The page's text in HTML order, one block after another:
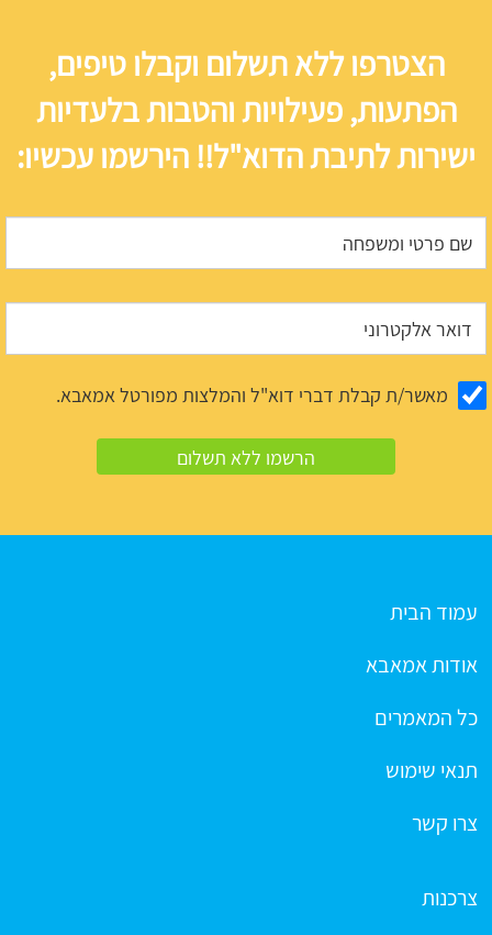
הצטרפו ללא תשלום וקבלו טיפים,
הפתעות, פעילויות והטבות בלעדיות
ישירות לתיבת הדוא"ל!! הירשמו עכשיו:
מאשר/ת קבלת דברי דוא"ל והמלצות מפורטל אמאבא.
עמוד הבית
אודות אמאבא
כל המאמרים
תנאי שימוש
צרו קשר
צרכנות